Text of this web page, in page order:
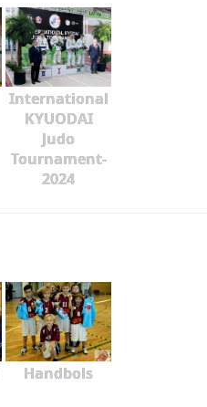
International
KYUODAI
Judo
Tournament-
2024
Handbols